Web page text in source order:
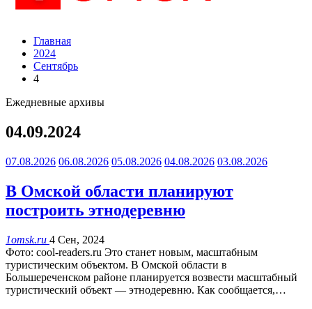
Главная
2024
Сентябрь
4
Ежедневные архивы
04.09.2024
07.08.2026 06.08.2026 05.08.2026 04.08.2026 03.08.2026
В Омской области планируют
построить этнодеревню
1omsk.ru 4 Сен, 2024
Фото: cool-readers.ru Это станет новым, масштабным
туристическим объектом. В Омской области в
Большереченском районе планируется возвести масштабный
туристический объект — этнодеревню. Как сообщается,…